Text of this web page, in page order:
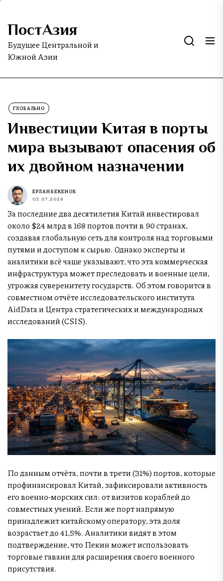
Skip
the
content
ПостАзия
Будущее Центральной и
Южной Азии
ГЛОБАЛЬНО
Инвестиции Китая в порты
мира вызывают опасения об
их двойном назначении
ЕРЛАН БЕКЕНОВ
03.07.2026
За последние два десятилетия Китай инвестировал
около $24 млрд в 168 портов почти в 90 странах,
создавая глобальную сеть для контроля над торговыми
путями и доступом к сырью. Однако эксперты и
аналитики всё чаще указывают, что эта коммерческая
инфраструктура может преследовать и военные цели,
угрожая суверенитету государств. Об этом говорится в
совместном отчёте исследовательского института
AidData и Центра стратегических и международных
исследований (CSIS).
По данным отчёта, почти в трети (31%) портов, которые
профинансировал Китай, зафиксировали активность
его военно-морских сил: от визитов кораблей до
совместных учений. Если же порт напрямую
принадлежит китайскому оператору, эта доля
возрастает до 41,5%. Аналитики видят в этом
подтверждение, что Пекин может использовать
торговые гавани для расширения своего военного
присутствия.